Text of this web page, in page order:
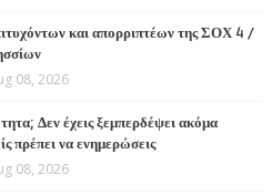
και απορριπτέων της ΣΟΧ 4 /
08, 2026
Δεν έχεις ξεμπερδέψει ακόμα
πρέπει να ενημερώσεις
08, 2026